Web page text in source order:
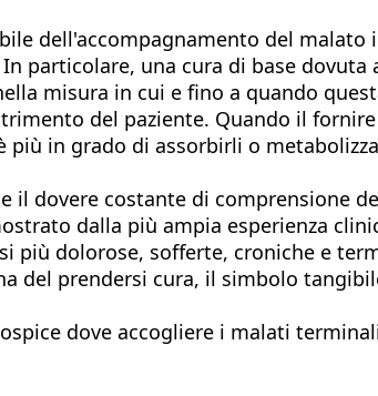
dell'accompagnamento del
particolare, una cura di base
misura in cui e fino a quando
del paziente. Quando il
in grado di assorbirli o
il dovere costante di comprensione
dalla più ampia esperienza
più dolorose, sofferte, croniche e
del prendersi cura, il simbolo
dove accogliere i malati